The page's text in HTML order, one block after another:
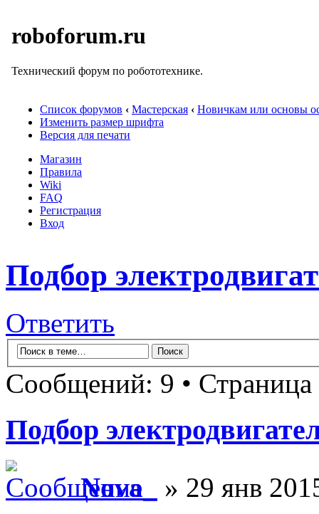
roboforum.ru
Технический форум по робототехнике.
Список форумов ‹ Мастерская ‹ Новичкам или основы
Изменить размер шрифта
Версия для печати
Магазин
Правила
Wiki
FAQ
Регистрация
Вход
Подбор
Ответить
Сообщений: 9 • Страница
Подбор
Nova_
» 29 янв